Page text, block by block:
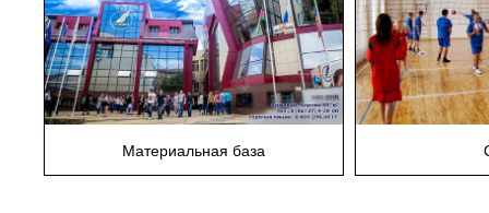
Материальная база